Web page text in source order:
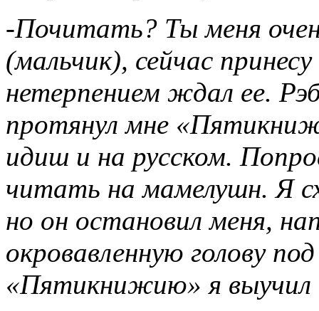
-Почитать? Ты меня
(мальчик), сейчас
нетерпением ждал ее.
протянул мне
идиш и на русском.
читать на мамелушн. Я
но он остановил меня,
окровавленную голову
«Пятикнижию» я